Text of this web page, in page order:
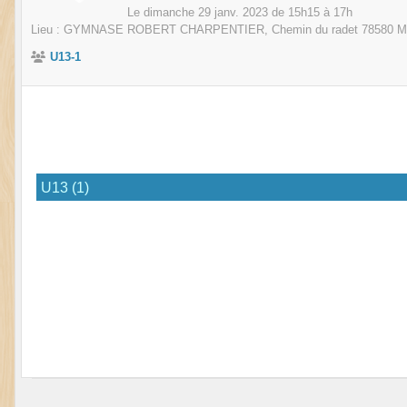
Le dimanche 29 janv. 2023 de 15h15 à 17h
Lieu : GYMNASE ROBERT CHARPENTIER, Chemin du radet 78580
U13-1
U13 (1)